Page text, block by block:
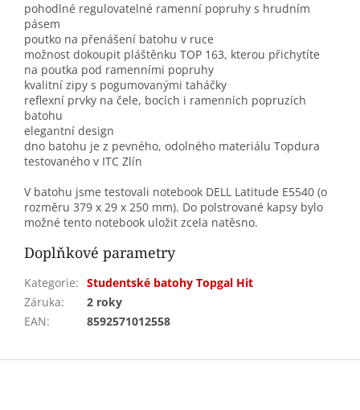
pohodlné regulovatelné ramenní popruhy s hrudním
pásem
poutko na přenášení batohu v ruce
možnost dokoupit pláštěnku TOP 163, kterou přichytíte
na poutka pod ramenními popruhy
kvalitní zipy s pogumovanými taháčky
reflexní prvky na čele, bocích i ramenních popruzích
batohu
elegantní design
dno batohu je z pevného, odolného materiálu Topdura
testovaného v ITC Zlín
V batohu jsme testovali notebook DELL Latitude E5540 (o
rozměru 379 x 29 x 250 mm). Do polstrované kapsy bylo
možné tento notebook uložit zcela natěsno.
Doplňkové parametry
Kategorie: Studentské batohy Topgal Hit
Záruka:
2 roky
EAN: 8592571012558
Z